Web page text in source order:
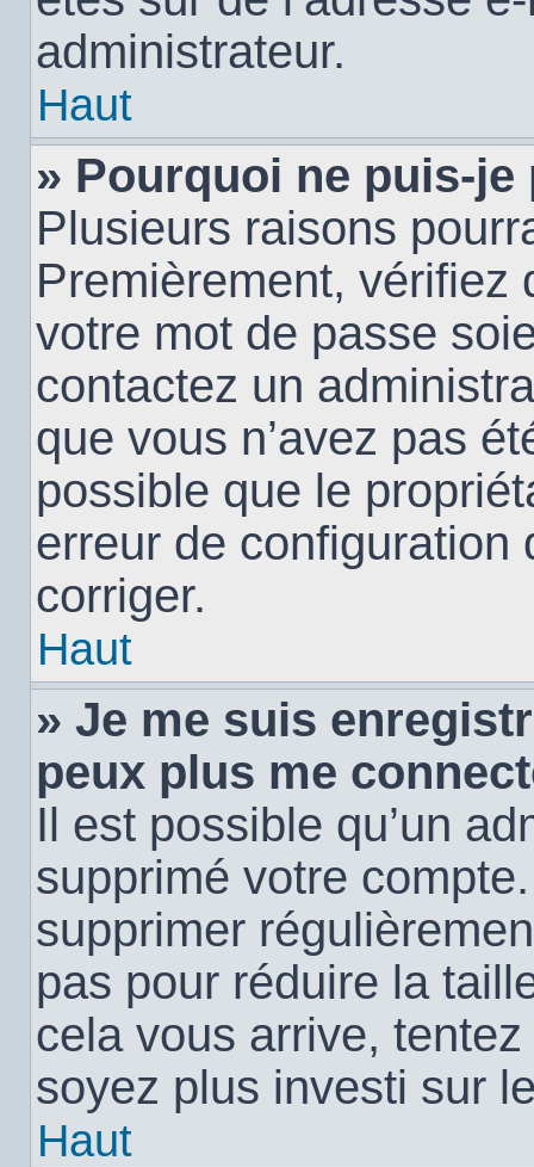
administrateur.
Haut
» Pourquoi ne puis-
Plusieurs raisons
Premièrement, vérifiez
votre mot de passe
contactez un
que vous n’avez pas
possible que le
erreur de configuration
corriger.
Haut
» Je me suis
peux plus me
Il est possible qu’un
supprimé votre
supprimer
pas pour réduire la
cela vous arrive,
soyez plus investi sur
Haut